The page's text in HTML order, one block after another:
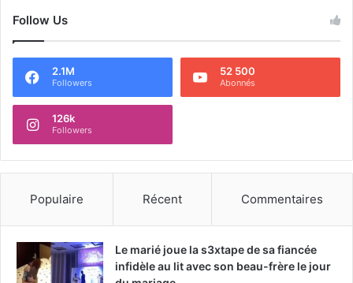
Follow Us
2.1M
Followers
52 500
Abonnés
126k
Followers
Populaire Récent Commentaires
Le marié joue la s3xtape de sa fiancée
infidèle au lit avec son beau-frère le jour